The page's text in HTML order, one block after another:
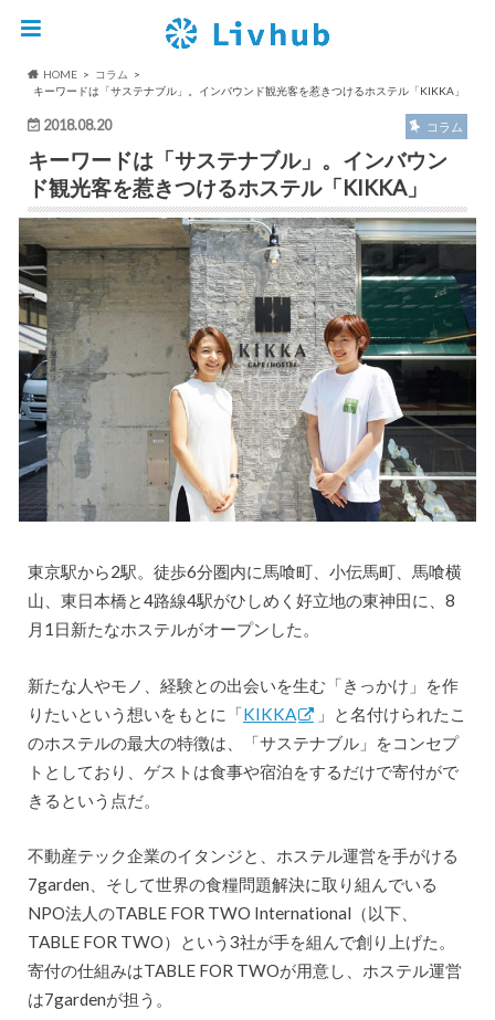
HOME
コラム
キーワードは「サステナブル」。インバウンド観光客を惹きつけるホステル「KIKKA」
2018.08.20 コラム
キーワードは「サステナブル」。インバウン
ド観光客を惹きつけるホステル「KIKKA」
東京駅から2駅。徒歩6分圏内に馬喰町、小伝馬町、馬喰横
山、東日本橋と4路線4駅がひしめく好立地の東神田に、8
月1日新たなホステルがオープンした。
新たな人やモノ、経験との出会いを生む「きっかけ」を作
りたいという想いをもとに「KIKKA
」と名付けられたこ
のホステルの最大の特徴は、「サステナブル」をコンセプ
トとしており、ゲストは食事や宿泊をするだけで寄付がで
きるという点だ。
不動産テック企業のイタンジと、ホステル運営を手がける
7garden、そして世界の食糧問題解決に取り組んでいる
NPO法人のTABLE FOR TWO International（以下、
TABLE FOR TWO）という3社が手を組んで創り上げた。
寄付の仕組みはTABLE FOR TWOが用意し、ホステル運営
は7gardenが担う。